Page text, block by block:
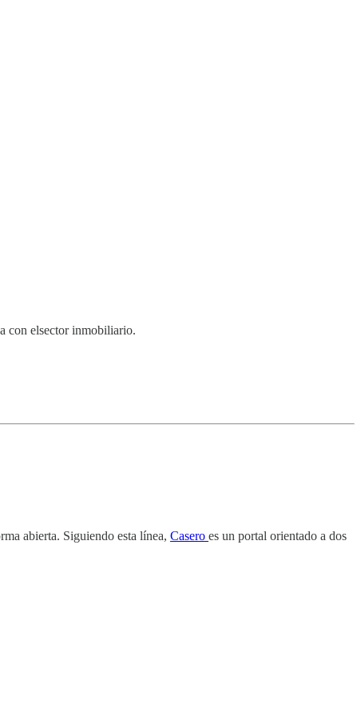
con elsector inmobiliario.
abierta. Siguiendo esta línea, Casero es un portal orientado a dos